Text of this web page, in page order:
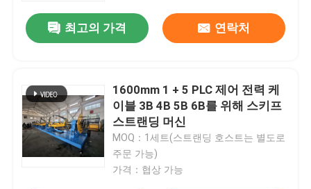
최고의 가격 연락처
1600mm 1 + 5 PLC 제어 전력 케
이블 3B 4B 5B 6B를 위해 스키프
스트랜딩 머신
MOQ：1세트(스트랜딩 호스트는 별도로
주문 가능)
가격：협상 가능